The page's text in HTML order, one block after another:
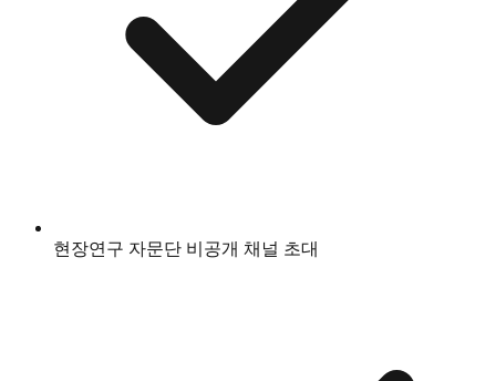
현장연구 자문단 비공개 채널 초대